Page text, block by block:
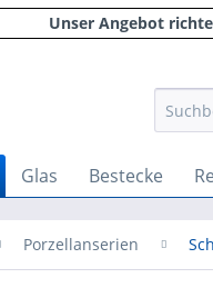
Unser Angebot
Glas Bestecke
Porzellanserien